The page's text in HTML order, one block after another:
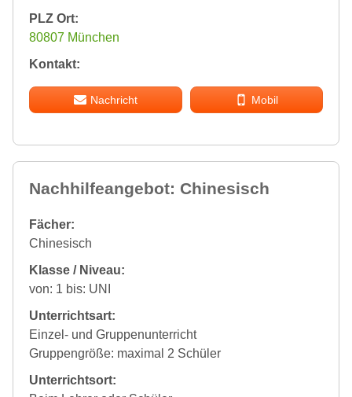
PLZ Ort:
80807 München
Kontakt:
Nachricht Mobil
Nachhilfeangebot: Chinesisch
Fächer:
Chinesisch
Klasse / Niveau:
von: 1 bis: UNI
Unterrichtsart:
Einzel- und Gruppenunterricht
Gruppengröße: maximal 2 Schüler
Unterrichtsort: